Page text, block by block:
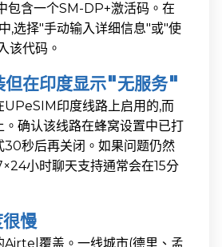
包含一个SM-DP+激活码。在
,选择"手动输入详细信息"或"使
该代码。
在印度显示"无服务"
UPeSIM印度线路上启用的,而
。确认该线路在蜂窝设置中已打
30秒后再关闭。如果问题仍然
小时聊天支持通常会在15分
慢
Airtel覆盖。一线城市(德里、孟